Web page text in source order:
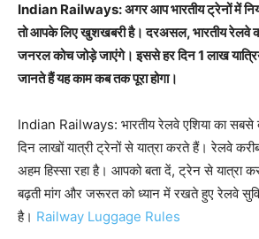
Indian Railways: अगर आप भारतीय ट्रेनों में
तो आपके लिए खुशखबरी है। दरअसल, भारतीय रेलवे
जनरल कोच जोड़े जाएंगे। इससे हर दिन 1 लाख
जानते हैं यह काम कब तक पूरा होगा।
Indian Railways: भारतीय रेलवे एशिया का सबसे
दिन लाखों यात्री ट्रेनों से यात्रा करते हैं। रेलवे
अहम हिस्सा रहा है। आपको बता दें, ट्रेन से यात्रा
बढ़ती मांग और जरूरत को ध्यान में रखते हुए रेलवे
है। Railway Luggage Rules